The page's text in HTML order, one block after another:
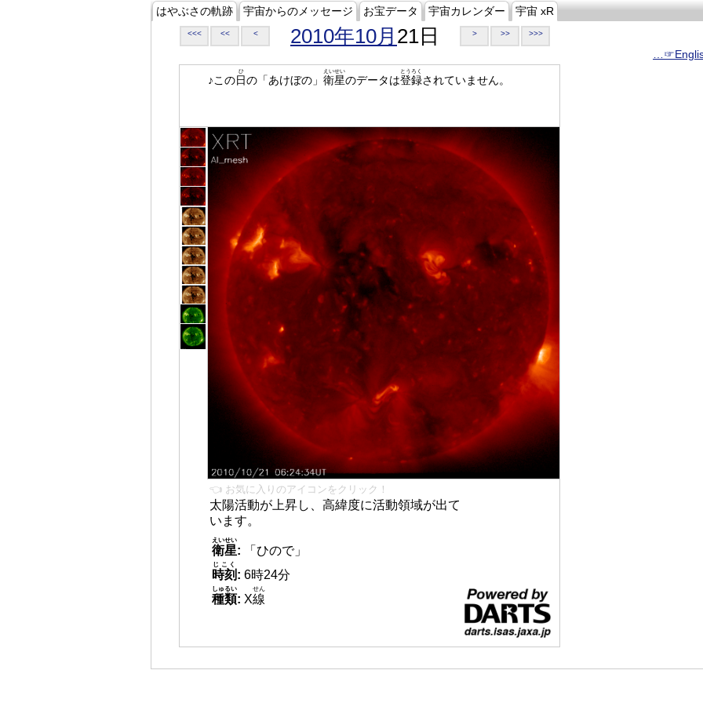
はやぶさの軌跡 宇宙からのメッセージ お宝データ 宇宙カレンダー 宇宙 xR
<<< << < 2010年10月 21日 > >> >>>
♪この日
ひ
の「あけぼの」 衛星
えいせい
のデータは登録
とうろく
されていません。
👈 お気に入りのアイコンをクリック！
太陽活動が上昇し、高緯度に活動領域が出て
います。
衛星
えいせい
:
「ひので」
時刻
じこく
: 6時24分
種類
しゅるい
: X線
せん